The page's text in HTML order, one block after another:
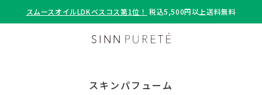
スムースオイルLDKベスコス第1位！ 税込5,500円以上送料無料
スキンパフューム